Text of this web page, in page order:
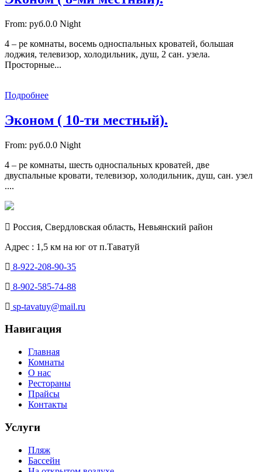
From: руб.0.0 Night
4 – ре комнаты, восемь односпальных кроватей, большая
лоджия, телевизор, холодильник, душ, 2 сан. узела.
Просторные...
Подробнее
Эконом ( 10-ти местный).
From: руб.0.0 Night
4 – ре комнаты, шесть односпальных кроватей, две
двуспальные кровати, телевизор, холодильник, душ, сан. узел
....
Россия, Свердловская область, Невьянский район
Адрес : 1,5 км на юг от п.Таватуй
8-922-208-90-35
8-902-585-74-88
sp-tavatuy@mail.ru
Навигация
Главная
Комнаты
О нас
Рестораны
Прайсы
Контакты
Услуги
Пляж
Бассейн